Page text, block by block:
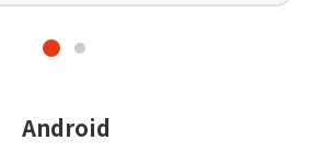
Android